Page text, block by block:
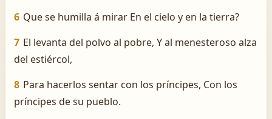
6 Que se humilla á mirar En el cielo y en la tierra?
7 El levanta del polvo al pobre, Y al menesteroso alza
del estiércol,
8 Para hacerlos sentar con los príncipes, Con los
príncipes de su pueblo.